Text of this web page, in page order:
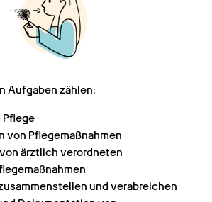
Aufgaben zählen:
Pflege
von Pflegemaßnahmen
ärztlich verordneten
und verabreichen